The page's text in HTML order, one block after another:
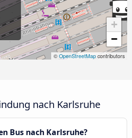
+
−
© OpenStreetMap contributors
nach Karlsruhe
Bus nach Karlsruhe?